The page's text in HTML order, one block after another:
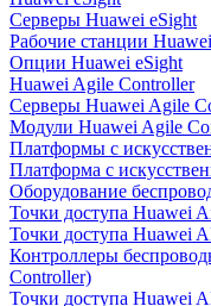
Серверы Huawei eSight
Рабочие станции
Опции Huawei eSight
Huawei Agile Controller
Серверы Huawei Agile
Модули Huawei Agile
Платформы с
Платформа с
Оборудование
Точки доступа Huawei
Точки доступа Huawei
Контроллеры
Controller)
Точки доступа Huawei